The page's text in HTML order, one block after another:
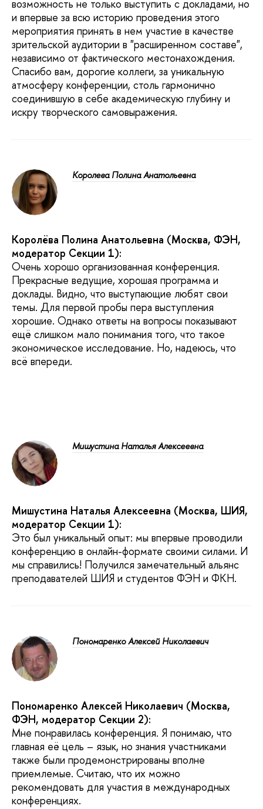
возможность не только выступить с докладами, но
и впервые за всю историю проведения этого
мероприятия принять в нем участие в качестве
зрительской аудитории в "расширенном составе",
независимо от фактического местонахождения.
Спасибо вам, дорогие коллеги, за уникальную
атмосферу конференции, столь гармонично
соединившую в себе академическую глубину и
искру творческого самовыражения.
Королева Полина Анатольевна
Королёва Полина Анатольевна (Москва, ФЭН,
модератор Секции 1):
Очень хорошо организованная конференция.
Прекрасные ведущие, хорошая программа и
доклады. Видно, что выступающие любят свои
темы. Для первой пробы пера выступления
хорошие. Однако ответы на вопросы показывают
ещё слишком мало понимания того, что такое
экономическое исследование. Но, надеюсь, что
всё впереди.
Мишустина Наталья Алексеевна
Мишустина Наталья Алексеевна (Москва, ШИЯ,
модератор Секции 1):
Это был уникальный опыт: мы впервые проводили
конференцию в онлайн-формате своими силами. И
мы справились! Получился замечательный альянс
преподавателей ШИЯ и студентов ФЭН и ФКН.
Пономаренко Алексей Николаевич
Пономаренко Алексей Николаевич (Москва,
ФЭН, модератор Секции 2):
Мне понравилась конференция. Я понимаю, что
главная её цель – язык, но знания участниками
также были продемонстрированы вполне
приемлемые. Считаю, что их можно
рекомендовать для участия в международных
конференциях.